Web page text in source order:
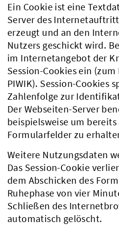
Ein Cookie ist eine
Server des
erzeugt und an den
Nutzers geschickt wird.
im Internetangebot der
Session-Cookies ein
PIWIK). Session-Cookies
Zahlenfolge zur
Der Webseiten-Server
beispielsweise um
Formularfelder zu
Weitere Nutzungsdaten
Das Session-Cookie
dem Abschicken des
Ruhephase von vier
Schließen des
automatisch gelöscht.